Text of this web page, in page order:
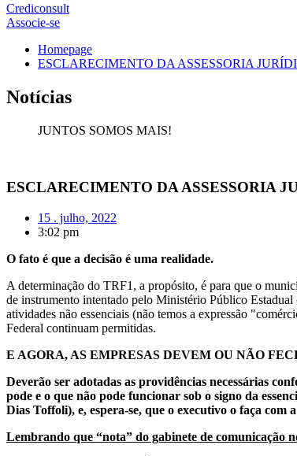
Crediconsult
Associe-se
Homepage
ESCLARECIMENTO DA ASSESSORIA
Notícias
JUNTOS SOMOS MAIS!
ESCLARECIMENTO DA ASSESSORIA
15 . julho, 2022
3:02 pm
O fato é que a decisão é uma realidade.
A determinação do TRF1, a propósito, é para que o
de instrumento intentado pelo Ministério Público Estadual
atividades não essenciais (não temos a expressão
Federal continuam permitidas.
E AGORA, AS EMPRESAS DEVEM OU NÃO
Deverão ser adotadas as providências necessárias
pode e o que não pode funcionar sob o signo da
Dias Toffoli), e, espera-se, que o executivo o faça
Lembrando que “nota” do gabinete de comunicação